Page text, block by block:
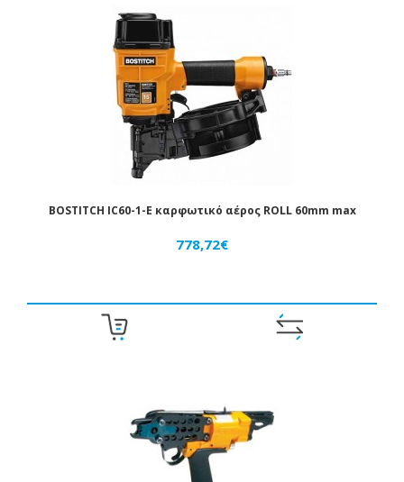
BOSTITCH IC60-1-E καρφωτικό αέρος ROLL 60mm max
778,72€